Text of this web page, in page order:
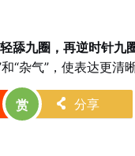
舔九圈，再逆时针九
“杂气”，使表达更清晰
赏 󰄯 分享